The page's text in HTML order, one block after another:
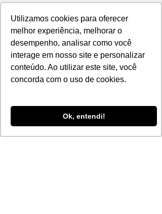
Utilizamos cookies para oferecer
melhor experiência, melhorar o
desempenho, analisar como você
interage em nosso site e personalizar
conteúdo. Ao utilizar este site, você
concorda com o uso de cookies.
Ok, entendi!
Fale com um de nossos especialistas e descubra
como podemos elevar o nível de segurança do seu
empreendimento com inteligência e inovação.
Tags:
portaria remota
Portaria remota